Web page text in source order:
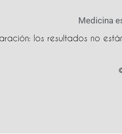
Medicina
los resultados no